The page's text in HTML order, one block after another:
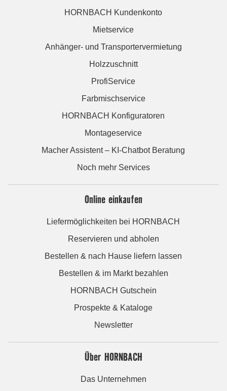
HORNBACH Kundenkonto
Mietservice
Anhänger- und Transportervermietung
Holzzuschnitt
ProfiService
Farbmischservice
HORNBACH Konfiguratoren
Montageservice
Macher Assistent – KI-Chatbot Beratung
Noch mehr Services
Online einkaufen
Liefermöglichkeiten bei HORNBACH
Reservieren und abholen
Bestellen & nach Hause liefern lassen
Bestellen & im Markt bezahlen
HORNBACH Gutschein
Prospekte & Kataloge
Newsletter
Über HORNBACH
Das Unternehmen